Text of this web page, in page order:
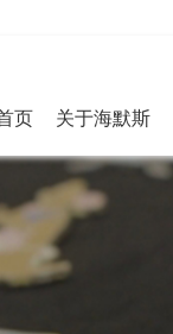
页 关于海默斯